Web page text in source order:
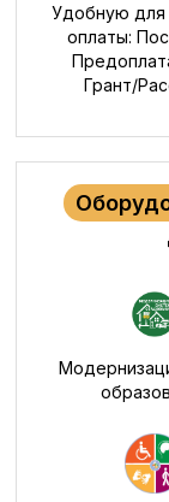
Удобную для
оплаты:
Грант/